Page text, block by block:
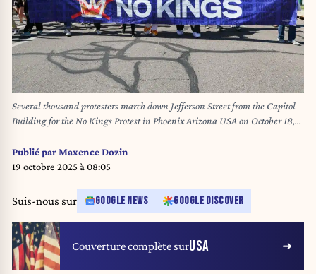
Several thousand protesters march down Jefferson Street from the Capitol
Building for the No Kings Protest in Phoenix Arizona USA on October 18,
2025. Over 2,500 protests took place across all 50 states making this
potentially the largest single-day protest in U.S. history. (Photo By:
Alexandra Buxbaum/Sipa USA)
Publié parMaxence Dozin
19 octobre 2025 à 08:05
Suis-nous sur GOOGLE NEWS GOOGLE DISCOVER
Couverture complète surUSA